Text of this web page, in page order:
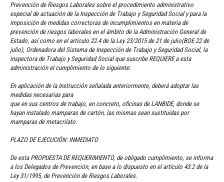
Prevención de Riesgos Laborales sobre el procedimiento administrativo
especial de actuación de la Inspección de Trabajo y Seguridad Social y para la
imposición de medidas correctoras de incumplimientos en materia de
prevención de riesgos laborales en el ámbito de la Administración General de
Estado, así como en el artículo 22.4 de la Ley 23/2015 de 21 de julio(BOE 22 de
julio), Ordenadora del Sistema de Inspección de Trabajo y Seguridad Social, la
inspectora de Trabajo y Seguridad Social que suscribe REQUIERE a esta
administración el cumplimiento de lo siguiente:
En aplicación de la Instrucción señalada anteriormente, deberá adoptar las
medidas necesarias para
que en sus centros de trabajo, en concreto, oficinas de LANBIDE, donde se
hayan instalado mamparas de cartón, las mismas sean sustituidas por
mamparas de metacrilato.
PLAZO DE EJECUCIÓN: INMEDIATO
De esta PROPUESTA DE REQUERIMIENTO, de obligado cumplimiento, se informa
a los Delegados de Prevención, en base a lo dispuesto en el artículo 43.2 de la
Ley 31/1995, de Prevención de Riesgos Laborales.